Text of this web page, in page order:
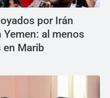
por Irán
al menos
Marib